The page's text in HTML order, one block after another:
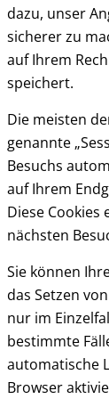
dazu, unser
sicherer zu
auf Ihrem
speichert.
Die meisten
genannte
Besuchs
auf Ihrem
Diese Cookies
nächsten
Sie können
das Setzen
nur im
bestimmte
automatische
Browser